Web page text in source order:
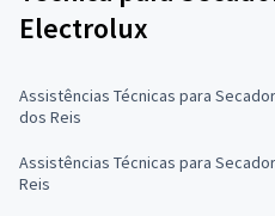
Electrolux
Assistências Técnicas para
dos Reis
Assistências Técnicas para
Reis